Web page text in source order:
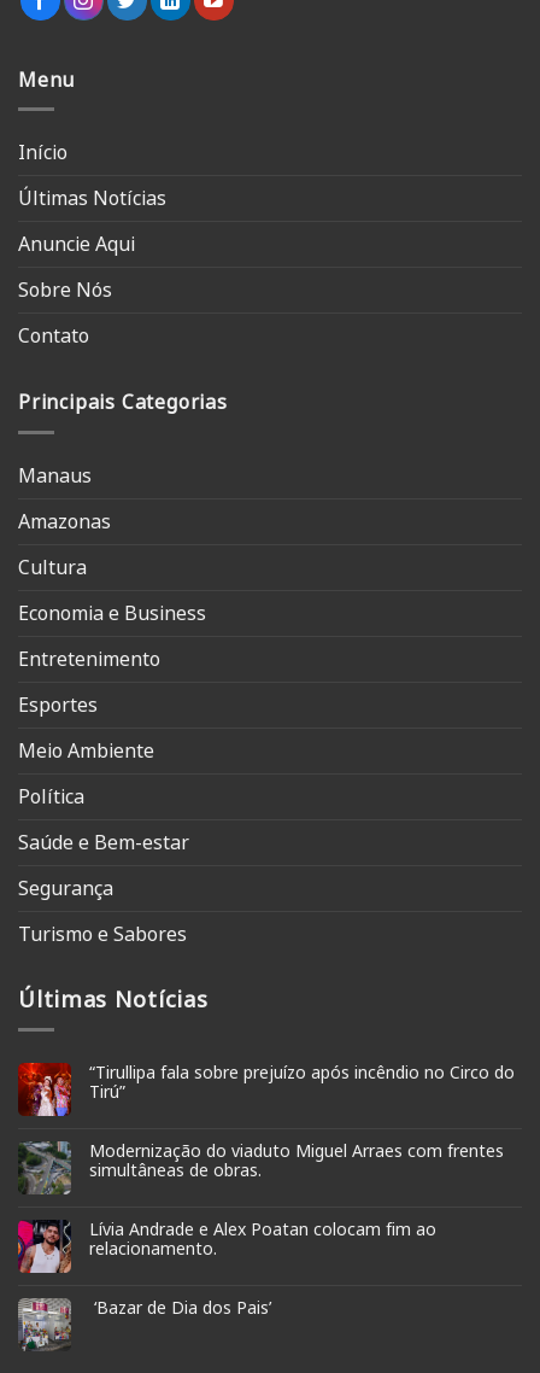
Menu
Início
Últimas Notícias
Anuncie Aqui
Sobre Nós
Contato
Principais Categorias
Manaus
Amazonas
Cultura
Economia e Business
Entretenimento
Esportes
Meio Ambiente
Política
Saúde e Bem-estar
Segurança
Turismo e Sabores
Últimas Notícias
“Tirullipa fala sobre prejuízo após incêndio no Circo do
Tirú”
Modernização do viaduto Miguel Arraes com frentes
simultâneas de obras.
Lívia Andrade e Alex Poatan colocam fim ao
relacionamento.
‘Bazar de Dia dos Pais’